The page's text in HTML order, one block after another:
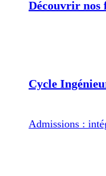
Découvrir nos
Cycle
Admissions :